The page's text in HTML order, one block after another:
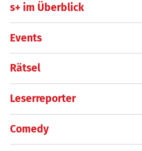
s+ im Überblick
Events
Rätsel
Leserreporter
Comedy